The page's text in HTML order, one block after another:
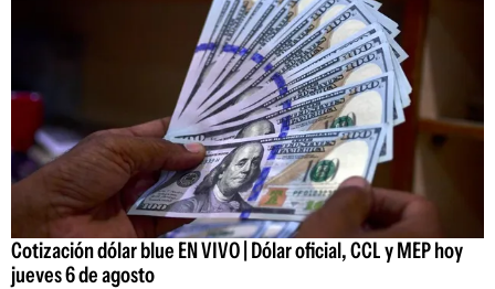
Cotización dólar blue EN VIVO | Dólar oficial, CCL y MEP hoy
jueves 6 de agosto